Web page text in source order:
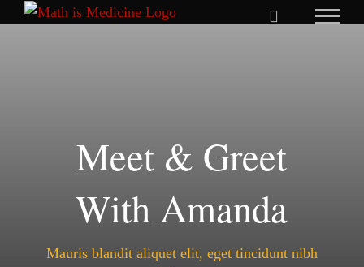
Skip
Meet & Greet
With Amanda
Mauris blandit aliquet elit, eget tincidunt nibh